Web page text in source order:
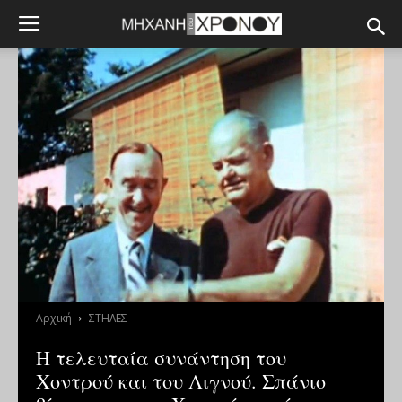
Αρχική ΣΤΗΛΕΣ
Η τελευταία συνάντηση του
Χοντρού και του Λιγνού. Σπάνιο